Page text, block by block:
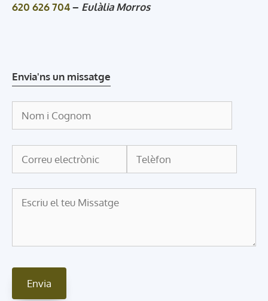
620 626 704– Eulàlia Morros
Envia'ns un missatge